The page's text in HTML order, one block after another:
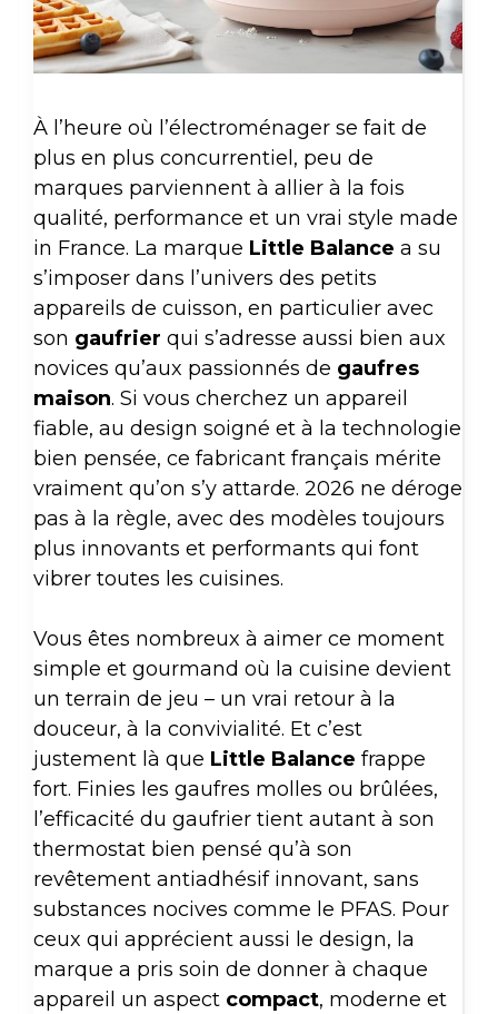
À l’heure où l’électroménager se fait de
plus en plus concurrentiel, peu de
marques parviennent à allier à la fois
qualité, performance et un vrai style made
in France. La marque Little Balance a su
s’imposer dans l’univers des petits
appareils de cuisson, en particulier avec
son gaufrier qui s’adresse aussi bien aux
novices qu’aux passionnés de gaufres
maison. Si vous cherchez un appareil
fiable, au design soigné et à la technologie
bien pensée, ce fabricant français mérite
vraiment qu’on s’y attarde. 2026 ne déroge
pas à la règle, avec des modèles toujours
plus innovants et performants qui font
vibrer toutes les cuisines.
Vous êtes nombreux à aimer ce moment
simple et gourmand où la cuisine devient
un terrain de jeu – un vrai retour à la
douceur, à la convivialité. Et c’est
justement là que Little Balance frappe
fort. Finies les gaufres molles ou brûlées,
l’efficacité du gaufrier tient autant à son
thermostat bien pensé qu’à son
revêtement antiadhésif innovant, sans
substances nocives comme le PFAS. Pour
ceux qui apprécient aussi le design, la
marque a pris soin de donner à chaque
appareil un aspect compact, moderne et